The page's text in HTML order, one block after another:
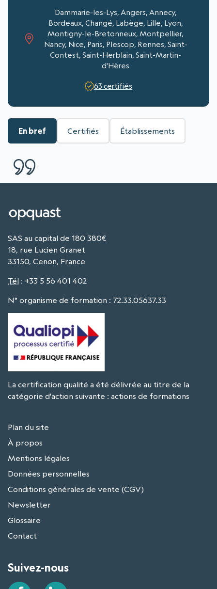
Dammarie-les-Lys, Angers, Annecy,
Bordeaux, Changé, Labège, Lille, Lyon,
Montigny-le-Bretonneux, Montpellier,
Nancy, Nice, Paris, Plescop, Rennes, Saint-
Contest, Saint-Herblain, Saint-Martin-
d'Hères
63 certifiés
En bref Certifiés Établissements
SAS au capital de 180 380€
18, rue Lucien Granet
33150, Cenon, France
Tél : +33 5 56 401 402
N° organisme de formation : 72.33.05637.33
La certification qualité a été délivrée au titre de la
catégorie d'action suivante : actions de formations
Plan du site
À propos
Mentions légales
Données personnelles
Conditions générales de vente (CGV)
Newsletter
Glossaire
Contact
Suivez-nous